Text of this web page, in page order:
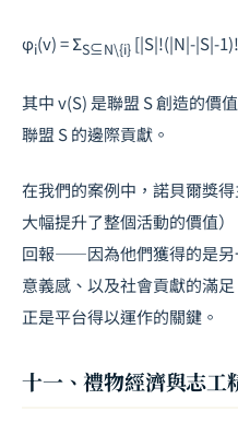
φi(v) = ΣS⊆N\{i} [|S|!(|N|-|S|-
其中 v(S) 是聯盟 S 創造的價
聯盟 S 的邊際貢獻。
在我們的案例中，諾貝爾獎
大幅提升了整個活動的價值
回報——因為他們獲得的是另
意義感、以及社會貢獻的滿
正是平台得以運作的關鍵。
十一、禮物經濟與志工